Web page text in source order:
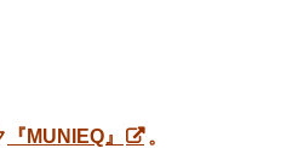
『MUNIEQ』 。